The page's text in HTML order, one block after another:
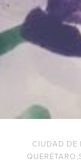
CIUDAD DE